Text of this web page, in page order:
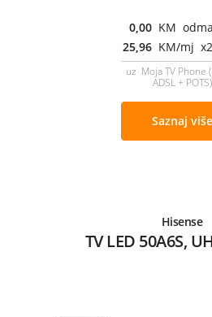
0,00 KM
25,96 KM/mj
uz Moja TV Phone
ADSL + POTS)
Saznaj više
Hisense
TV LED 50A6S,